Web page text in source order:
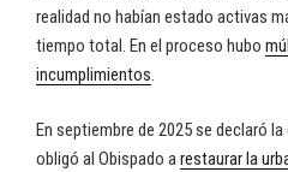
realidad no habían estado activas
tiempo total. En el proceso hubo
incumplimientos.
En septiembre de 2025 se declaró
obligó al Obispado arestaurar la